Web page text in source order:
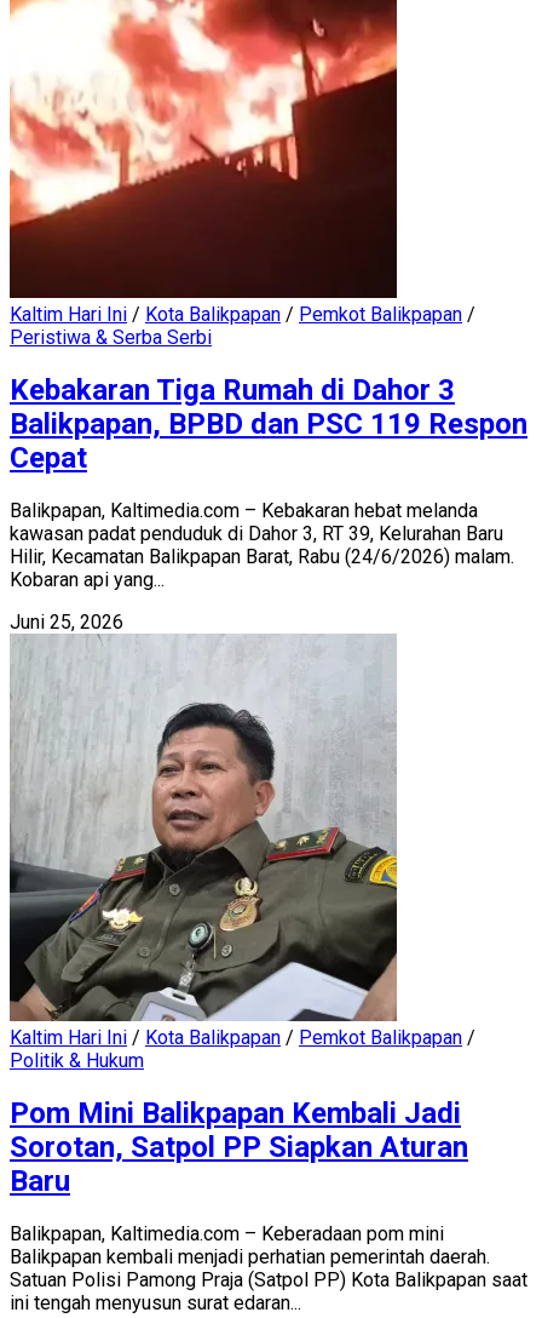
Kaltim Hari Ini / Kota Balikpapan / Pemkot Balikpapan /
Peristiwa & Serba Serbi
Kebakaran Tiga Rumah di Dahor 3
Balikpapan, BPBD dan PSC 119 Respon
Cepat
Balikpapan, Kaltimedia.com – Kebakaran hebat melanda
kawasan padat penduduk di Dahor 3, RT 39, Kelurahan Baru
Hilir, Kecamatan Balikpapan Barat, Rabu (24/6/2026) malam.
Kobaran api yang...
Juni 25, 2026
Kaltim Hari Ini / Kota Balikpapan / Pemkot Balikpapan /
Politik & Hukum
Pom Mini Balikpapan Kembali Jadi
Sorotan, Satpol PP Siapkan Aturan
Baru
Balikpapan, Kaltimedia.com – Keberadaan pom mini
Balikpapan kembali menjadi perhatian pemerintah daerah.
Satuan Polisi Pamong Praja (Satpol PP) Kota Balikpapan saat
ini tengah menyusun surat edaran...